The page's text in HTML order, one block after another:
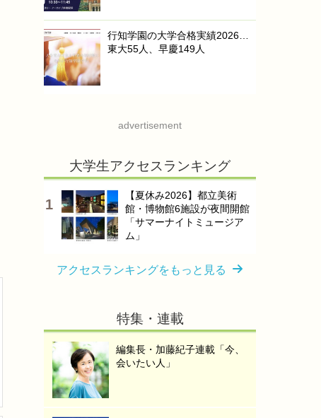
行知学園の大学合格実績2026…
東大55人、早慶149人
advertisement
大学生アクセスランキング
【夏休み2026】都立美術
館・博物館6施設が夜間開館
「サマーナイトミュージア
ム」
アクセスランキングをもっと見る
特集・連載
編集長・加藤紀子連載「今、
会いたい人」